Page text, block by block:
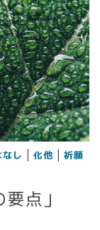
し | 化他 | 祈願
点」